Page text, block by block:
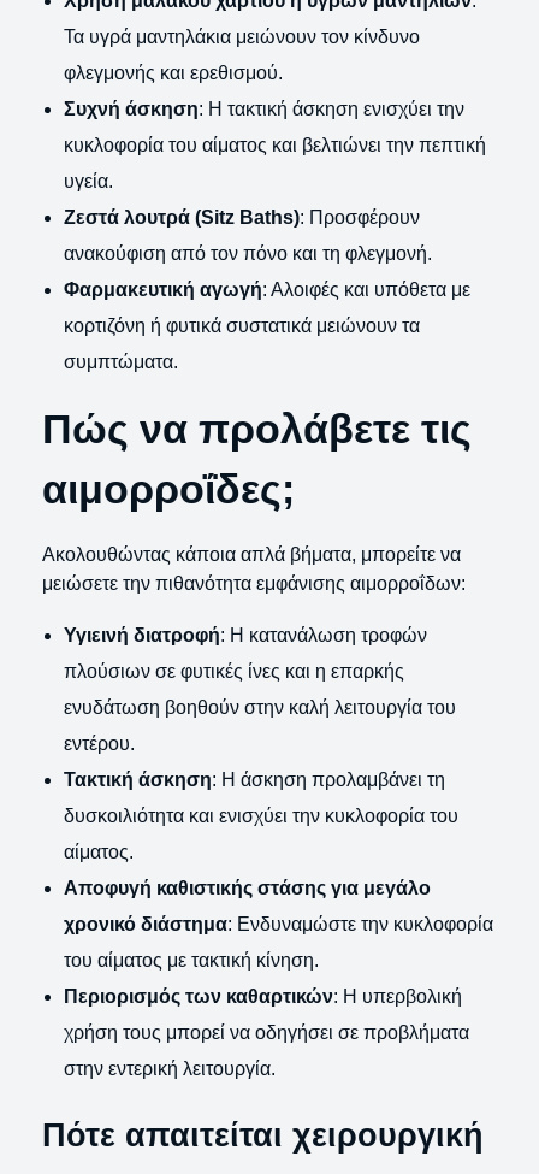
Τα υγρά μαντηλάκια μειώνουν τον κίνδυνο
φλεγμονής και ερεθισμού.
Συχνή άσκηση: Η τακτική άσκηση ενισχύει την
κυκλοφορία του αίματος και βελτιώνει την πεπτική
υγεία.
Ζεστά λουτρά (Sitz Baths): Προσφέρουν
ανακούφιση από τον πόνο και τη φλεγμονή.
Φαρμακευτική αγωγή: Αλοιφές και υπόθετα με
κορτιζόνη ή φυτικά συστατικά μειώνουν τα
συμπτώματα.
Πώς να προλάβετε τις
αιμορροΐδες;
Ακολουθώντας κάποια απλά βήματα, μπορείτε να
μειώσετε την πιθανότητα εμφάνισης αιμορροΐδων:
Υγιεινή διατροφή: Η κατανάλωση τροφών
πλούσιων σε φυτικές ίνες και η επαρκής
ενυδάτωση βοηθούν στην καλή λειτουργία του
εντέρου.
Τακτική άσκηση: Η άσκηση προλαμβάνει τη
δυσκοιλιότητα και ενισχύει την κυκλοφορία του
αίματος.
Αποφυγή καθιστικής στάσης για μεγάλο
χρονικό διάστημα: Ενδυναμώστε την κυκλοφορία
του αίματος με τακτική κίνηση.
Περιορισμός των καθαρτικών: Η υπερβολική
χρήση τους μπορεί να οδηγήσει σε προβλήματα
στην εντερική λειτουργία.
Πότε απαιτείται χειρουργική